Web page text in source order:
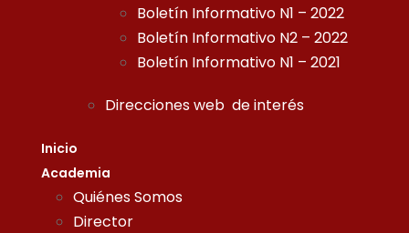
Boletín Informativo N1 – 2022
Boletín Informativo N2 – 2022
Boletín Informativo N1 – 2021
Direcciones web de interés
Inicio
Academia
Quiénes Somos
Director